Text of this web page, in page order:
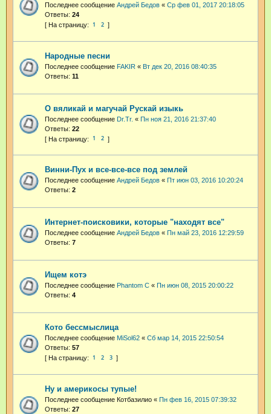
Последнее сообщение Андрей Бедов « Ср фев 01, 2017 20:18:05
Ответы: 24
1 2
Народные песни
Последнее сообщение FAKIR « Вт дек 20, 2016 08:40:35
Ответы: 11
О вяликай и магучай Рускай изыкь
Последнее сообщение Dr.Tr. « Пн ноя 21, 2016 21:37:40
Ответы: 22
1 2
Винни-Пух и все-все-все под землей
Последнее сообщение Андрей Бедов « Пт июн 03, 2016 10:20:24
Ответы: 2
Интернет-поисковики, которые "находят все"
Последнее сообщение Андрей Бедов « Пн май 23, 2016 12:29:59
Ответы: 7
Ищем котэ
Последнее сообщение Phantom C « Пн июн 08, 2015 20:00:22
Ответы: 4
Кото бессмыслица
Последнее сообщение MiSol62 « Сб мар 14, 2015 22:50:54
Ответы: 57
1 2 3
Ну и америкосы тупые!
Последнее сообщение Котбазилио « Пн фев 16, 2015 07:39:32
Ответы: 27